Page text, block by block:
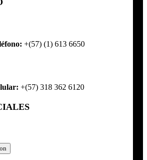
+(57) (1) 613 6650
+(57) 318 362 6120